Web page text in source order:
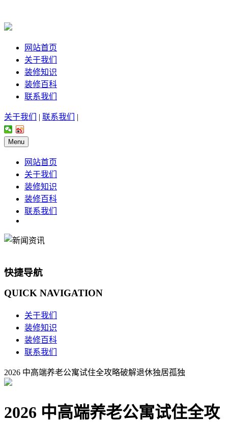
网站首页
关于我们
装修知识
装修百科
联系我们
关于我们 | 联系我们 |
Menu
网站首页
关于我们
装修知识
装修百科
联系我们
快捷导航
QUICK NAVIGATION
关于我们
装修知识
装修百科
联系我们
2026 中高端养老公寓试住全攻略破解退休独居孤独
2026 中高端养老公寓试住全攻